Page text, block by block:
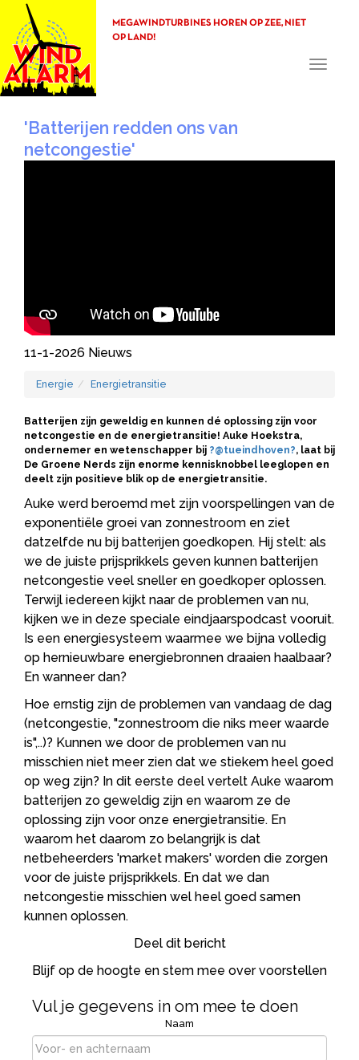
MEGAWINDTURBINES HOREN OP ZEE, NIET
OP LAND!
Toggle
'Batterijen redden ons van
netcongestie'
11-1-2026 Nieuws
Energie Energietransitie
Batterijen zijn geweldig en kunnen dé oplossing zijn voor
netcongestie en de energietransitie! Auke Hoekstra,
ondernemer en wetenschapper bij ?@tueindhoven?, laat bij
De Groene Nerds zijn enorme kennisknobbel leeglopen en
deelt zijn positieve blik op de energietransitie.
Auke werd beroemd met zijn voorspellingen van de
exponentiële groei van zonnestroom en ziet
datzelfde nu bij batterijen goedkopen. Hij stelt: als
we de juiste prijsprikkels geven kunnen batterijen
netcongestie veel sneller en goedkoper oplossen.
Terwijl iedereen kijkt naar de problemen van nu,
kijken we in deze speciale eindjaarspodcast vooruit.
Is een energiesysteem waarmee we bijna volledig
op hernieuwbare energiebronnen draaien haalbaar?
En wanneer dan?
Hoe ernstig zijn de problemen van vandaag de dag
(netcongestie, "zonnestroom die niks meer waarde
is",..)? Kunnen we door de problemen van nu
misschien niet meer zien dat we stiekem heel goed
op weg zijn? In dit eerste deel vertelt Auke waarom
batterijen zo geweldig zijn en waarom ze de
oplossing zijn voor onze energietransitie. En
waarom het daarom zo belangrijk is dat
netbeheerders 'market makers' worden die zorgen
voor de juiste prijsprikkels. En dat we dan
netcongestie misschien wel heel goed samen
kunnen oplossen.
Deel dit bericht
Blijf op de hoogte en stem mee over voorstellen
Vul je gegevens in om mee te doen
Naam